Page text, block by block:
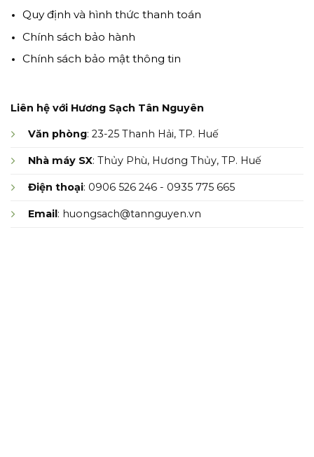
Quy định và hình thức thanh toán
Chính sách bảo hành
Chính sách bảo mật thông tin
Liên hệ với Hương Sạch Tân Nguyên
Văn phòng: 23-25 Thanh Hải, TP. Huế
Nhà máy SX: Thủy Phù, Hương Thủy, TP. Huế
Điện thoại: 0906 526 246 - 0935 775 665
Email: huongsach@tannguyen.vn